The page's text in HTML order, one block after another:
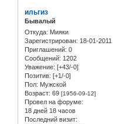
ильгиз
Бывалый
Откуда: Мияки
Зарегистрирован: 18-01-2011
Приглашений: 0
Сообщений: 1202
Уважение: [+43/-0]
Позитив: [+1/-0]
Пол: Мужской
Возраст: 69 [1956-09-12]
Провел на форуме:
18 дней 18 часов
Последний визит: